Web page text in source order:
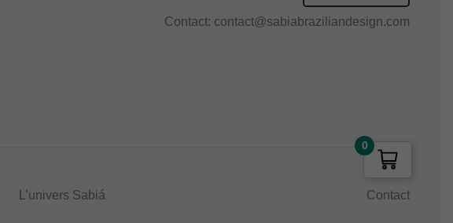
Contact: contact@sabiabraziliandesign.com
L’univers Sabiá Contact
0